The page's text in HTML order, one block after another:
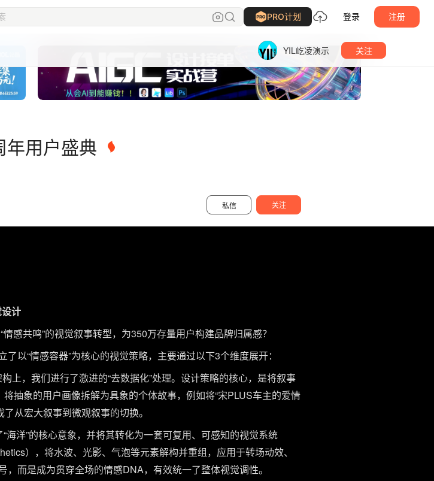
PRO计划 登录 注册
年用户盛典
私信 关注
YIL屹凌演示 关注
计
感共鸣”的视觉叙事转型，为350万存量用户构建品牌归属感？
以“情感容器”为核心的视觉策略，主要通过以下3个维度展开：
上，我们进行了激进的“去数据化”处理。设计策略的核心，是将叙事
将抽象的用户画像拆解为具象的个体故事，例如将“宋PLUS车主的爱情
从宏大叙事到微观叙事的切换。
海洋”的核心意象，并将其转化为一套可复用、可感知的视觉系统
），将水波、光影、气泡等元素解构并重组，应用于转场动效、
而是成为贯穿全场的情感DNA，有效统一了整体视觉调性。